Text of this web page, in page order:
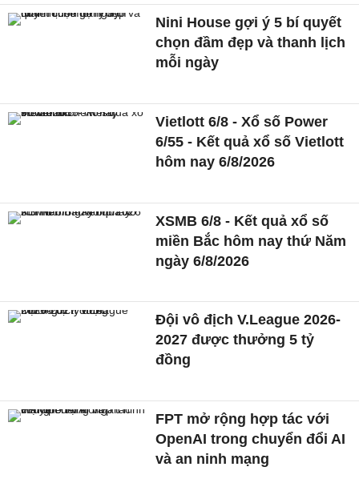
Nini House gợi ý 5 bí quyết
chọn đầm đẹp và thanh lịch
mỗi ngày
Vietlott 6/8 - Xổ số Power
6/55 - Kết quả xổ số Vietlott
hôm nay 6/8/2026
XSMB 6/8 - Kết quả xổ số
miền Bắc hôm nay thứ Năm
ngày 6/8/2026
Đội vô địch V.League 2026-
2027 được thưởng 5 tỷ
đồng
FPT mở rộng hợp tác với
OpenAI trong chuyển đổi AI
và an ninh mạng